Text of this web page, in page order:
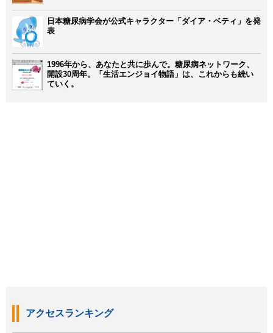
日本糖尿病学会が公式キャラクター「ダイア・ベティ」を発
表
1996年から、あなたと共に歩んで。糖尿病ネットワーク、
開設30周年。「生活エンジョイ物語」は、これからも続い
ていく。
アクセスランキング